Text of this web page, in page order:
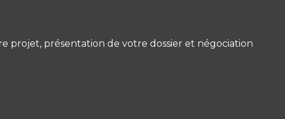
projet, présentation de votre dossier et négociation